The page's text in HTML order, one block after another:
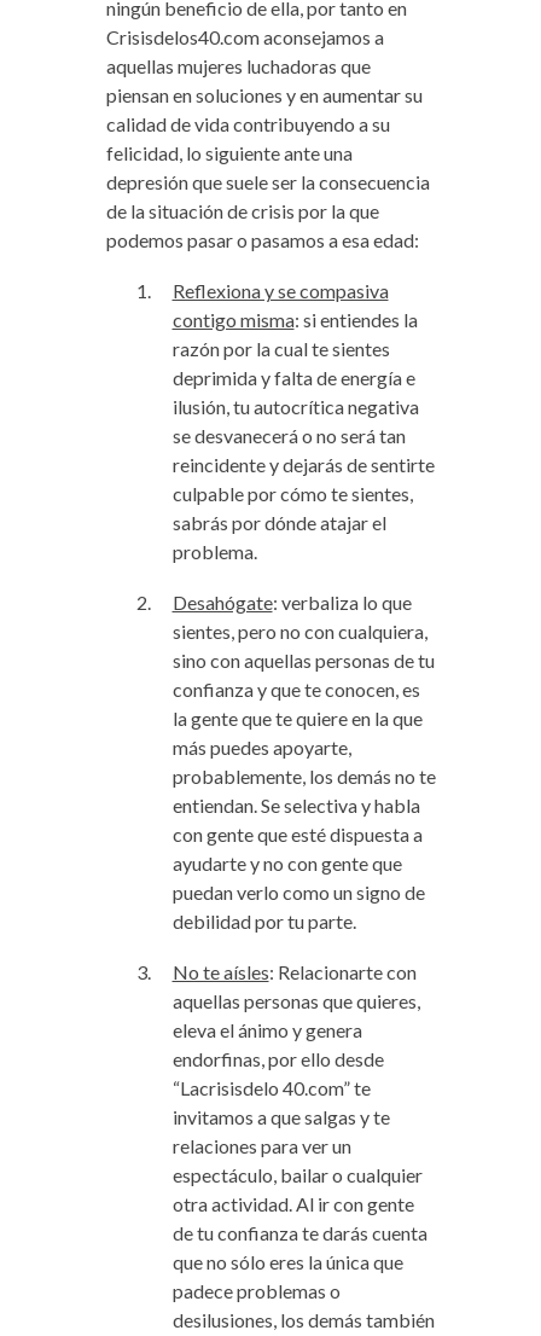
ningún beneficio de ella, por tanto en
Crisisdelos40.com aconsejamos a
aquellas mujeres luchadoras que
piensan en soluciones y en aumentar su
calidad de vida contribuyendo a su
felicidad, lo siguiente ante una
depresión que suele ser la consecuencia
de la situación de crisis por la que
podemos pasar o pasamos a esa edad:
Reflexiona y se compasiva
contigo misma: si entiendes la
razón por la cual te sientes
deprimida y falta de energía e
ilusión, tu autocrítica negativa
se desvanecerá o no será tan
reincidente y dejarás de sentirte
culpable por cómo te sientes,
sabrás por dónde atajar el
problema.
Desahógate: verbaliza lo que
sientes, pero no con cualquiera,
sino con aquellas personas de tu
confianza y que te conocen, es
la gente que te quiere en la que
más puedes apoyarte,
probablemente, los demás no te
entiendan. Se selectiva y habla
con gente que esté dispuesta a
ayudarte y no con gente que
puedan verlo como un signo de
debilidad por tu parte.
No te aísles: Relacionarte con
aquellas personas que quieres,
eleva el ánimo y genera
endorfinas, por ello desde
“Lacrisisdelo 40.com” te
invitamos a que salgas y te
relaciones para ver un
espectáculo, bailar o cualquier
otra actividad. Al ir con gente
de tu confianza te darás cuenta
que no sólo eres la única que
padece problemas o
desilusiones, los demás también